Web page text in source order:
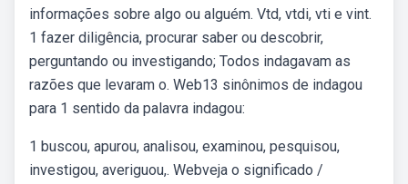
informações sobre algo ou alguém. Vtd, vtdi, vti e vint.
1 fazer diligência, procurar saber ou descobrir,
perguntando ou investigando; Todos indagavam as
razões que levaram o. Web13 sinônimos de indagou
para 1 sentido da palavra indagou:
1 buscou, apurou, analisou, examinou, pesquisou,
investigou, averiguou,. Webveja o significado /